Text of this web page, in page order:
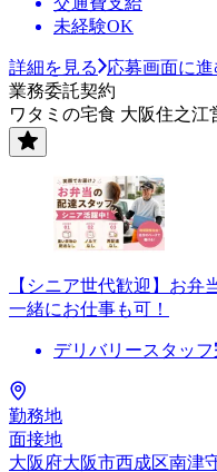
未経験OK
詳細を見る
応募画面に進
業務委託契約
ワタミの宅食 大阪住之
【シニア世代歓迎】お
一緒にお仕事も可！
デリバリースタッフ
勤務地
面接地
大阪府大阪市西成区南津